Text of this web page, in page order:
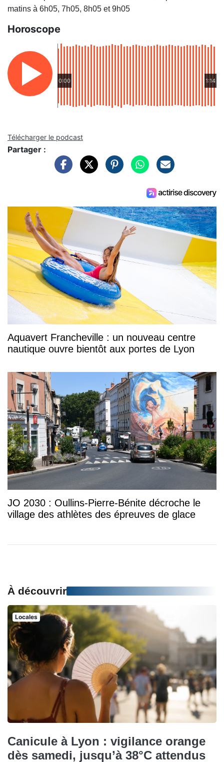
matins à 6h05, 7h05, 8h05 et 9h05
Horoscope
0:00 1:14
Télécharger le podcast
Partager :
Aquavert Francheville : un nouveau centre
nautique ouvre bientôt aux portes de Lyon
JO 2030 : Oullins-Pierre-Bénite décroche le
village des athlètes des épreuves de glace
À découvrir
Locales
Canicule à Lyon : vigilance orange
dès samedi, jusqu’à 38°C attendus